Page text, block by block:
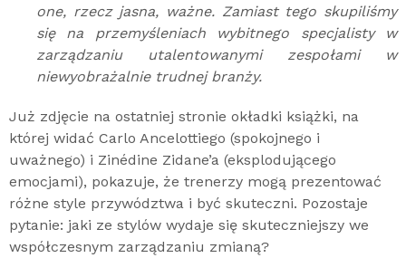
one, rzecz jasna, ważne. Zamiast tego skupiliśmy
się na przemyśleniach wybitnego specjalisty w
zarządzaniu utalentowanymi zespołami w
niewyobrażalnie trudnej branży.
Już zdjęcie na ostatniej stronie okładki książki, na
której widać Carlo Ancelottiego (spokojnego i
uważnego) i Zinédine Zidane’a (eksplodującego
emocjami), pokazuje, że trenerzy mogą prezentować
różne style przywództwa i być skuteczni. Pozostaje
pytanie: jaki ze stylów wydaje się skuteczniejszy we
współczesnym zarządzaniu zmianą?